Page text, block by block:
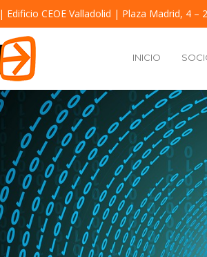
| Edificio CEOE Valladolid | Plaza Madrid, 4 –
INICIO